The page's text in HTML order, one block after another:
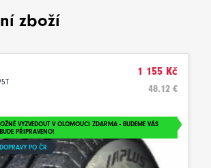
zboží
1 155 Kč
48.12 €
VYZVEDOUT V OLOMOUCI ZDARMA - BUDEME VÁS
PŘIPRAVENO!
PO ČR